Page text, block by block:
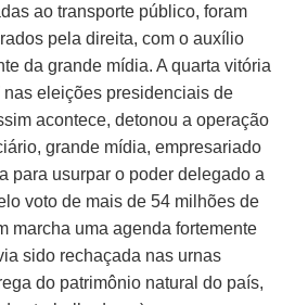
ao transporte público, foram
pela direita, com o auxílio
da grande mídia. A quarta vitória
nas eleições presidenciais de
acontece, detonou a operação
grande mídia, empresariado
para usurpar o poder delegado a
voto de mais de 54 milhões de
marcha uma agenda fortemente
sido rechaçada nas urnas
do patrimônio natural do país,